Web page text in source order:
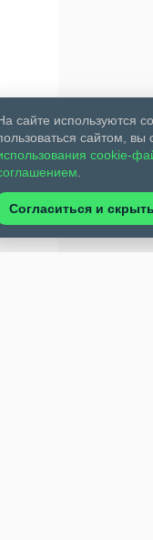
сайте используются
сайтом, вы
cookie-
Согласиться и